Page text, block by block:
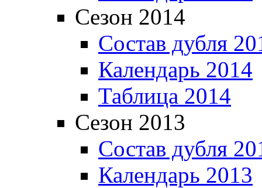
Сезон 2014
Состав дубля
Календарь 2014
Таблица 2014
Сезон 2013
Состав дубля
Календарь 2013